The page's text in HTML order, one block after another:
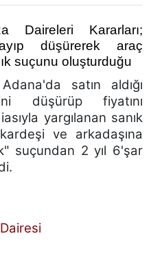
Daireleri Kararları;
düşürerek araç
suçunu oluşturduğu
Adana'da satın aldığı
düşürüp fiyatını
yargılanan sanık
ve arkadaşına
" suçundan 2 yıl 6'şar